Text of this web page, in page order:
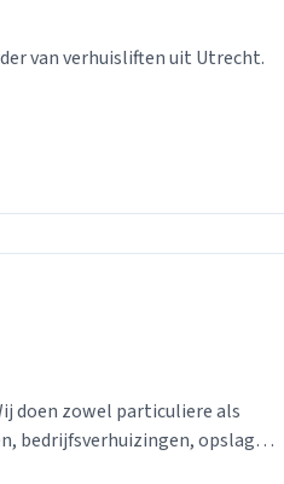
van verhuisliften uit Utrecht.
doen zowel particuliere als
bedrijfsverhuizingen, opslag